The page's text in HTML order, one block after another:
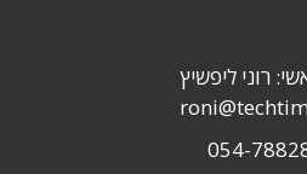
רוני ליפשיץ
054-